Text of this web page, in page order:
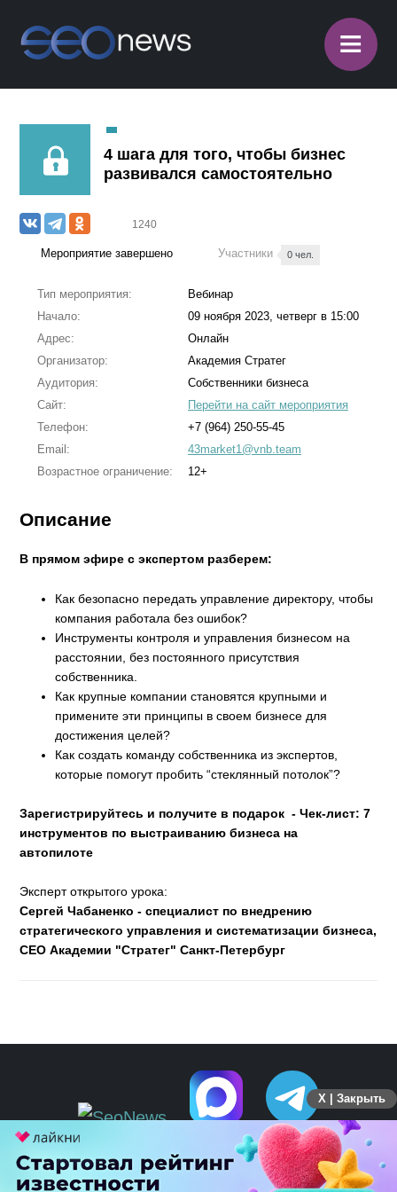
≡
4 шага для того, чтобы бизнес
развивался самостоятельно
1240
Мероприятие завершено Участники 0 чел.
Тип мероприятия:
Вебинар
Начало:
09 ноября 2023, четверг в 15:00
Адрес:
Онлайн
Организатор:
Академия Стратег
Аудитория:
Собственники бизнеса
Сайт:
Перейти на сайт мероприятия
Телефон:
+7 (964) 250-55-45
Email:
43market1@vnb.team
Возрастное ограничение:
12+
Описание
В прямом эфире с экспертом разберем:
Как безопасно передать управление директору, чтобы
компания работала без ошибок?
Инструменты контроля и управления бизнесом на
расстоянии, без постоянного присутствия
собственника.
Как крупные компании становятся крупными и
примените эти принципы в своем бизнесе для
достижения целей?
Как создать команду собственника из экспертов,
которые помогут пробить “стеклянный потолок”?
Зарегистрируйтесь и получите в подарок - Чек-лист: 7
инструментов по выстраиванию бизнеса на
автопилоте
Эксперт открытого урока:
Сергей Чабаненко - специалист по внедрению
стратегического управления и систематизации бизнеса,
СЕО Академии "Стратег" Санкт-Петербург
X | Закрыть
ПЕРЕЙТИ НА ПОЛНУЮ ВЕРСИЮ
© SEOnews.ru Все права защищены. 2026